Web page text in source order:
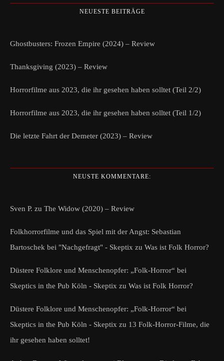
NEUESTE BEITRÄGE
Ghostbusters: Frozen Empire (2024) – Review
Thanksgiving (2023) – Review
Horrorfilme aus 2023, die ihr gesehen haben solltet (Teil 2/2)
Horrorfilme aus 2023, die ihr gesehen haben solltet (Teil 1/2)
Die letzte Fahrt der Demeter (2023) – Review
NEUSTE KOMMENTARE:
Sven P. zu The Widow (2020) – Review
Folkhorrorfilme und das Spiel mit der Angst: Sebastian
Bartoschek bei "Nachgefragt" - Skeptix zu Was ist Folk Horror?
Düstere Folklore und Menschenopfer: „Folk-Horror“ bei
Skeptics in the Pub Köln - Skeptix zu Was ist Folk Horror?
Düstere Folklore und Menschenopfer: „Folk-Horror“ bei
Skeptics in the Pub Köln - Skeptix zu 13 Folk-Horror-Filme, die
ihr gesehen haben solltet!